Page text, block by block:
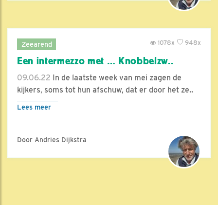
Zeearend 948x
1078x
Een intermezzo met … Knobbelzw..
09.06.22 In de laatste week van mei zagen de
kijkers, soms tot hun afschuw, dat er door het ze..
Lees meer
Door Andries Dijkstra